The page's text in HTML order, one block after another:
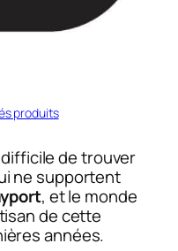
produits
de trouver
ne supportent
, et le monde
de cette
années.